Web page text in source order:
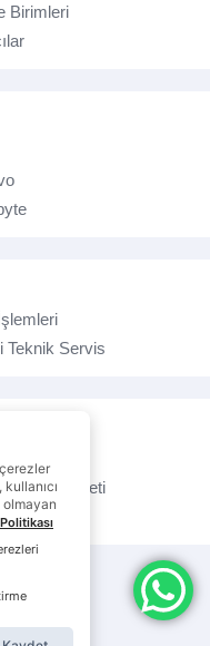
Birimleri
Teknik Servis
Elektronik İleti